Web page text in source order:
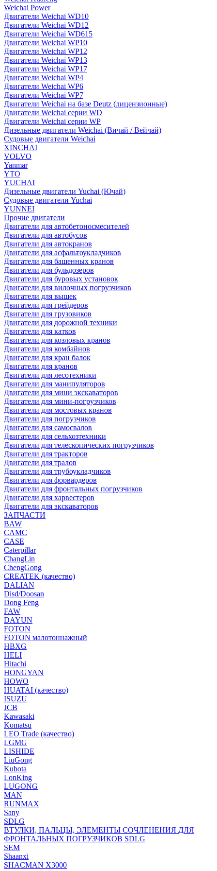
Weichai Power
Двигатели Weichai WD10
Двигатели Weichai WD12
Двигатели Weichai WD615
Двигатели Weichai WP10
Двигатели Weichai WP12
Двигатели Weichai WP13
Двигатели Weichai WP17
Двигатели Weichai WP4
Двигатели Weichai WP6
Двигатели Weichai WP7
Двигатели Weichai на базе Deutz (лицензионные)
Двигатели Weichai серии WD
Двигатели Weichai серии WP
Дизельные двигатели Weichai (Вичай / Вейчай)
Судовые двигатели Weichai
XINCHAI
VOLVO
Yanmar
YTO
YUCHAI
Дизельные двигатели Yuchai (Ючай)
Судовые двигатели Yuchai
YUNNEI
Прочие двигатели
Двигатели для автобетоносмесителей
Двигатели для автобусов
Двигатели для автокранов
Двигатели для асфальтоукладчиков
Двигатели для башенных кранов
Двигатели для бульдозеров
Двигатели для буровых установок
Двигатели для вилочных погрузчиков
Двигатели для вышек
Двигатели для грейдеров
Двигатели для грузовиков
Двигатели для дорожной техники
Двигатели для катков
Двигатели для козловых кранов
Двигатели для комбайнов
Двигатели для кран балок
Двигатели для кранов
Двигатели для лесотехники
Двигатели для манипуляторов
Двигатели для мини экскаваторов
Двигатели для мини-погрузчиков
Двигатели для мостовых кранов
Двигатели для погрузчиков
Двигатели для самосвалов
Двигатели для сельхозтехники
Двигатели для телескопических погрузчиков
Двигатели для тракторов
Двигатели для тралов
Двигатели для трубоукладчиков
Двигатели для форвардеров
Двигатели для фронтальных погрузчиков
Двигатели для харвестеров
Двигатели для экскаваторов
ЗАПЧАСТИ
BAW
CAMC
CASE
Caterpillar
ChangLin
ChengGong
CREATEK (качество)
DALIAN
Disd/Doosan
Dong Feng
FAW
DAYUN
FOTON
FOTON малотоннажный
HBXG
HELI
Hitachi
HONGYAN
HOWO
HUATAI (качество)
ISUZU
JCB
Kawasaki
Komatsu
LEO Trade (качество)
LGMG
LISHIDE
LiuGong
Kubota
LonKing
LUGONG
MAN
RUNMAX
Sany
SDLG
ВТУЛКИ, ПАЛЬЦЫ, ЭЛЕМЕНТЫ СОЧЛЕНЕНИЯ ДЛЯ
ФРОНТАЛЬНЫХ ПОГРУЗЧИКОВ SDLG
SEM
Shaanxi
SHACMAN X3000